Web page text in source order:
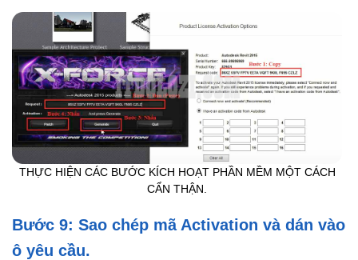
THỰC HIỆN CÁC BƯỚC KÍCH HOẠT PHẦN MỀM MỘT CÁCH
CẨN THẬN.
Bước 9: Sao chép mã Activation và dán vào
ô yêu cầu.